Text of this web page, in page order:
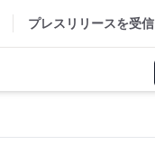
プレスリリースを受信